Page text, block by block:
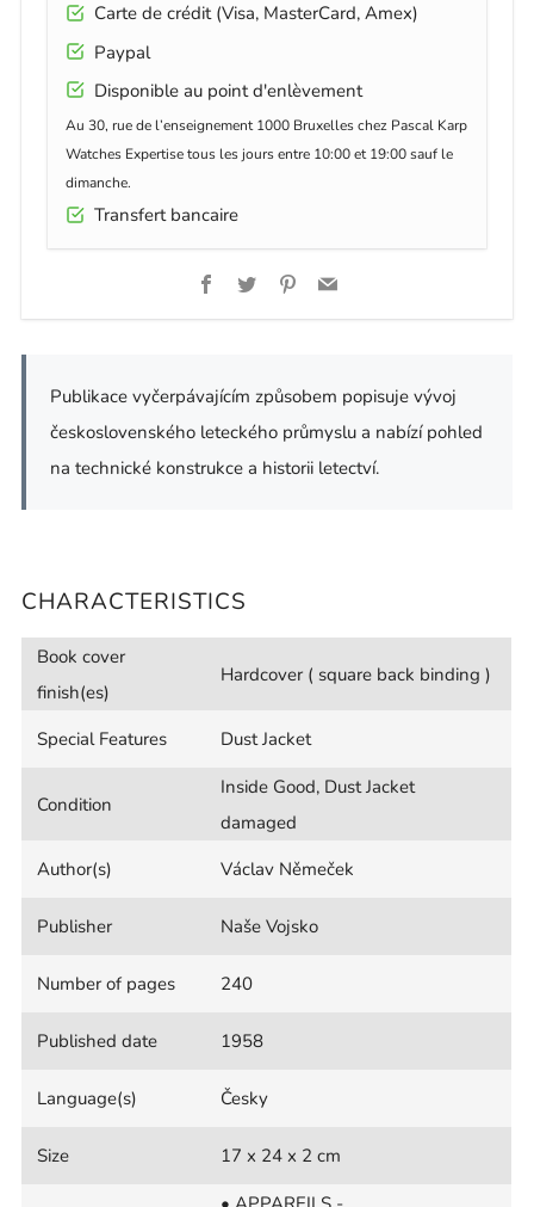
Carte de crédit (Visa, MasterCard, Amex)
Paypal
Disponible au point d'enlèvement
Au 30, rue de l’enseignement 1000 Bruxelles chez Pascal Karp
Watches Expertise tous les jours entre 10:00 et 19:00 sauf le
dimanche.
Transfert bancaire
Facebook
TwitterPinterest
Email
Publikace vyčerpávajícím způsobem popisuje vývoj
československého leteckého průmyslu a nabízí pohled
na technické konstrukce a historii letectví.
CHARACTERISTICS
Book cover
finish(es)
Hardcover ( square back binding )
Special Features Dust Jacket
Condition
Inside Good, Dust Jacket
damaged
Author(s)
Václav Němeček
Publisher Naše Vojsko
Number of pages 240
Published date 1958
Language(s) Česky
Size
17 x 24 x 2 cm